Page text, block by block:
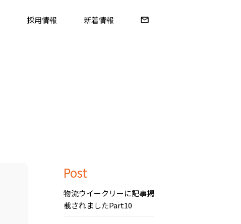
採用情報 新着情報
Post
物流ウイークリーに記事掲
載されましたPart10